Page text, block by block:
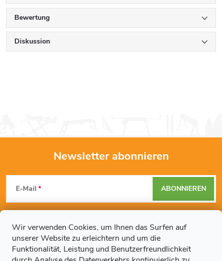
Wir verwenden Cookies, um Ihnen das Surfen auf
unserer Website zu erleichtern und um die
Funktionalität, Leistung und Benutzerfreundlichkeit
Bewertung
Diskussion
F
u
ß
Newsletter abonnieren
E-Mail
Mit der Eingabe Ihrer E-Mail-Adresse erklären Sie sich mit den
Datenschutzbestimmungen
einverstanden.
ABONNIEREN